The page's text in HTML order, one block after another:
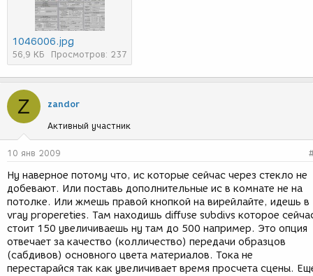
1046006.jpg
56,9 КБ Просмотров: 237
Z zandor
Активный участник
10 янв 2009
Ну наверное потому что, ис которые сейчас через стекло не
добевают. Или поставь дополнительные ис в комнате не на
потолке. Или жмешь правой кнопкой на вирейлайте, идешь в
vray propereties. Там находишь diffuse subdivs которое
стоит 150 увеличиваешь ну там до 500 например. Это опция
отвечает за качество (колличество) передачи образцов
(сабдивов) основного цвета материалов. Тока не
перестарайся так как увеличивает время просчета сцены.